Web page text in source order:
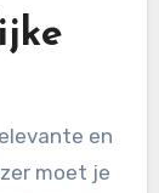
en
moet je